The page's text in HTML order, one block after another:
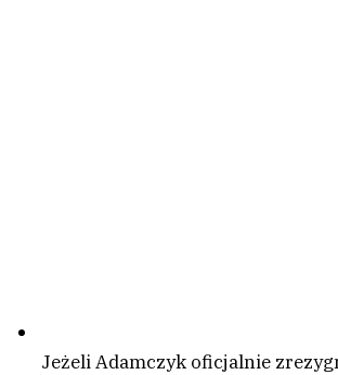
Jeżeli Adamczyk oficjalnie